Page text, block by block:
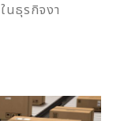
นธุรกิจงา